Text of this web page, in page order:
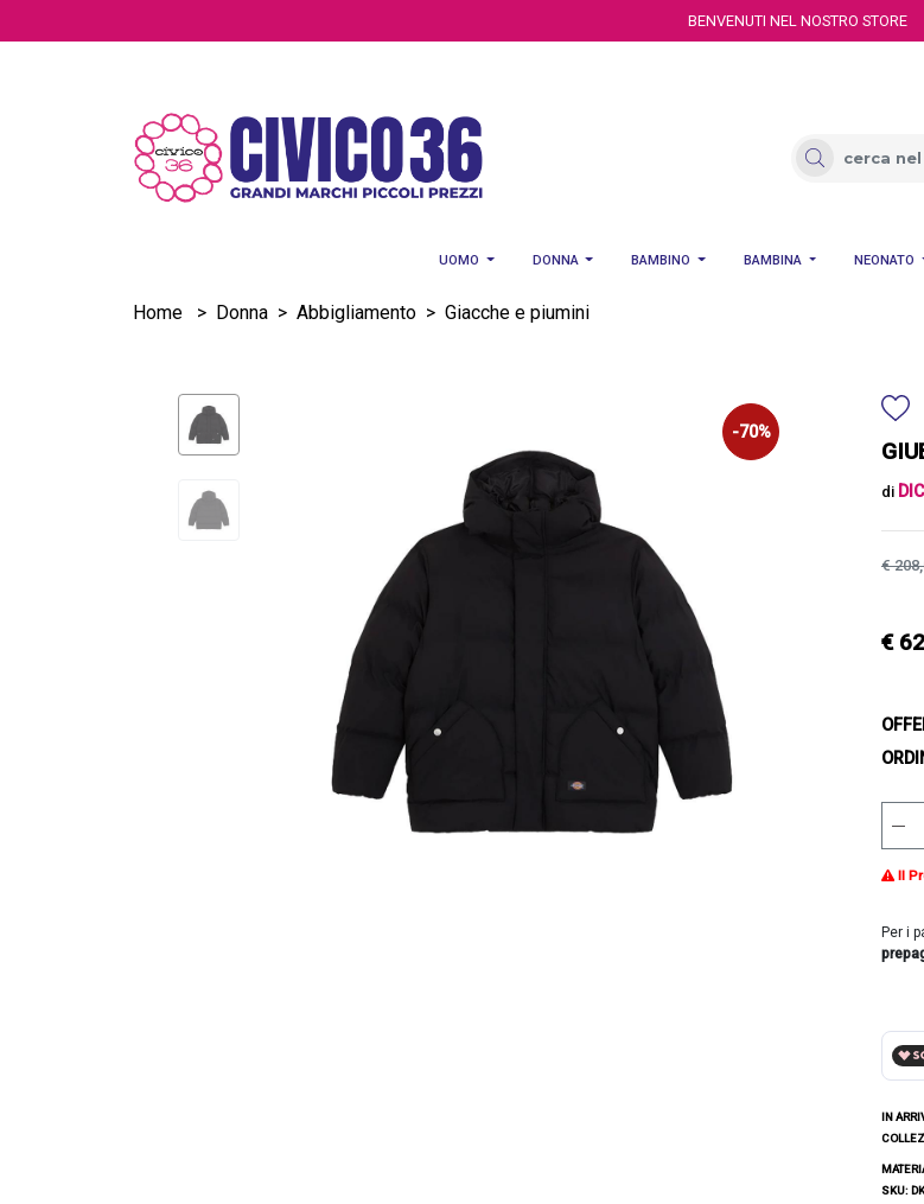
BENVENUTI NEL NOSTRO STORE
UOMO DONNA BAMBINO BAMBINA NEONATO
Home > Donna > Abbigliamento > Giacche e piumini
-70%
di
€
€
Il
Per i
IN
SKU: